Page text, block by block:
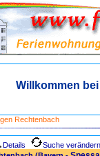
Willkommen
Rechtenbach
Details
Suche verändern